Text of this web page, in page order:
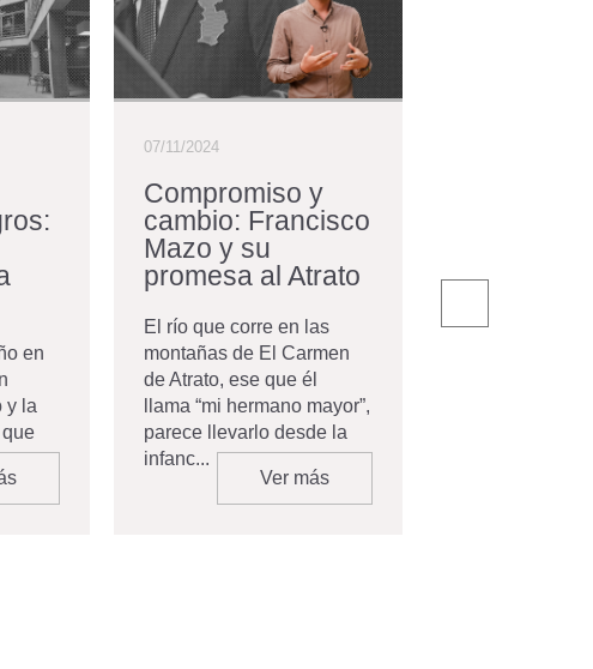
en
y la
que
07/11/2024
Compromiso y
cambio: Francisco
Mazo y su
promesa al Atrato
El río que corre en las
montañas de El Carmen
de Atrato, ese que él
llama “mi hermano mayor”,
parece llevarlo desde la
infanc...
Ver más
queremos